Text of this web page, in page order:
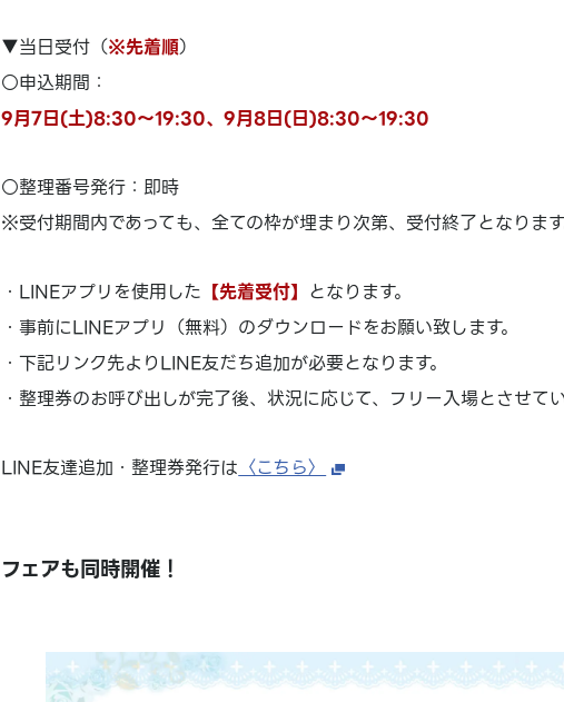
▼当日受付（※先着順）
○申込期間：
9月7日(土)8:30～19:30、9月8日(日)8:30～19:30
○整理番号発行：即時
※受付期間内であっても、全ての枠が埋まり次第、受付終了となります
・LINEアプリを使用した 【先着受付】 となります。
・事前にLINEアプリ（無料）のダウンロードをお願い致します。
・下記リンク先よりLINE友だち追加が必要となります。
・整理券のお呼び出しが完了後、状況に応じて、フリー入場とさせて
LINE友達追加・整理券発行は〈こちら〉
フェアも同時開催！